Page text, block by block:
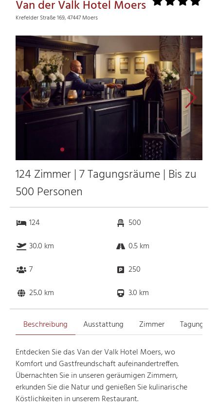
Van der Valk Hotel Moers
Krefelder Straße 169, 47447 Moers
124 Zimmer | 7 Tagungsräume | Bis zu
500 Personen
124
500
30.0 km
0.5 km
7
250
25.0 km
3.0 km
Beschreibung Ausstattung Zimmer
Entdecken Sie das Van der Valk Hotel Moers, wo
Komfort und Gastfreundschaft aufeinandertreffen.
Übernachten Sie in unseren geräumigen Zimmern,
erkunden Sie die Natur und genießen Sie kulinarische
Köstlichkeiten in unserem Restaurant.